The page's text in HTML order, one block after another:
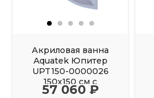
Акриловая ванна
Aquatek Юпитер
UPT150-0000026
150х150 см с
фронтальным
57 060 ₽